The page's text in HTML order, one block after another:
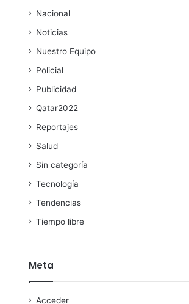
Nacional
Noticias
Nuestro Equipo
Policial
Publicidad
Qatar2022
Reportajes
Salud
Sin categoría
Tecnología
Tendencias
Tiempo libre
Meta
Acceder